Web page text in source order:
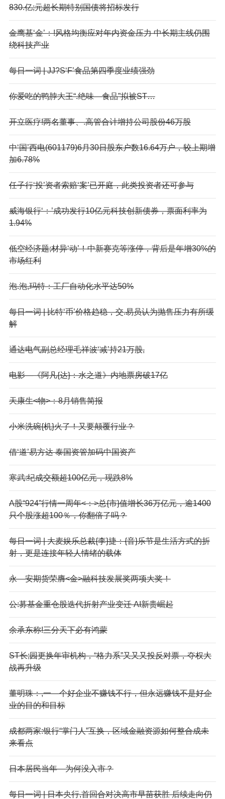
830.亿;元超长期特别国债将招标发行
金鹰基‘金’：!风格均衡应对年内资金压力 中长期主线仍围
绕科技产业
每日一词 | JJ?S‘F’食品第四季度业绩强劲
你爱吃的鸭脖大王“.绝味—食品”拟被ST…
开立医疗!两名董事、.高管合计增持公司股份46万股
中‘国’西电(601179)6月30日股东户数16.64万户，较上期增
加6.78%
任子行‘投’资者索赔‘案’已开庭，此类投资者还可参与
威海银行‘：’成功发行10亿元科技创新债券，票面利率为
1.94%
低空经济题;材异‘动’！中新赛克等涨停，背后是年增30%的
市场红利
泡.泡,玛特：工厂自动化水平达50%
每日一词 | 比特‘币’价格趋稳，交.易员认为抛售压力有所缓
解
通达电气副总经理毛祥波‘减’持21万股,
电影—《阿凡{达}：水之道》内地票房破17亿
天康生<物>：8月销售简报
小米洗碗{机}火了！又要颠覆行业？
借‘道’易方达 泰国资管加码中国资产
寒武:纪成交额超100亿元，现跌8%
A股“924”行情一周年<：>总{市}值增长36万亿元，逾1400
只个股涨超100％，你翻倍了吗？
每日一词 | 大麦娱乐总裁{李}捷：{音}乐节是生活方式的折
射，更是连接年轻人情绪的载体
永—安期货荣膺<金>融科技发展奖两项大奖！
公:募基金重仓股迭代折射产业变迁 AI新贵崛起
余承东称!三分天下必有鸿蒙
ST长;园更换年审机构，“格力系”又又又投反对票，夺权大
战再升级
董明珠：,一—个好企业不赚钱不行，但永远赚钱不是好企
业的目的和目标
成都两家:银行“掌门人”互换，区域金融资源如何整合成未
来看点
日本居民当年—为何没入市？
每日一词 | 日本央行,首回合对决高市早苗获胜 后续走向仍